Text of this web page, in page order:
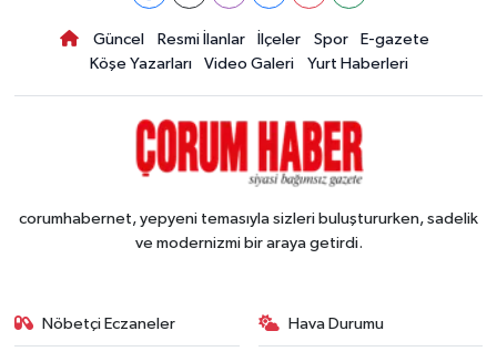
Güncel Resmi İlanlar İlçeler Spor
E-gazete
Köşe Yazarları
Video Galeri Yurt Haberleri
corumhabernet, yepyeni temasıyla sizleri buluştururken, sadelik
ve modernizmi bir araya getirdi.
Nöbetçi Eczaneler Hava Durumu